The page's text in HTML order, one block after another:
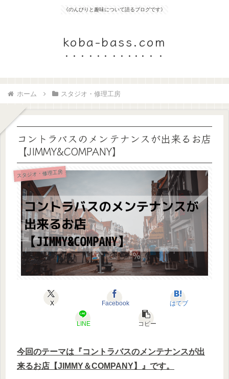
《のんびりと趣味について語るブログです》
koba-bass.com
ホーム スタジオ・修理工房
コントラバスのメンテナンスが出来るお店
【JIMMY&COMPANY】
スタジオ・修理工房
X Facebook はてブ
LINE コピー
今回のテーマは『コントラバスのメンテナンスが出
来るお店【JIMMY＆COMPANY】』です。